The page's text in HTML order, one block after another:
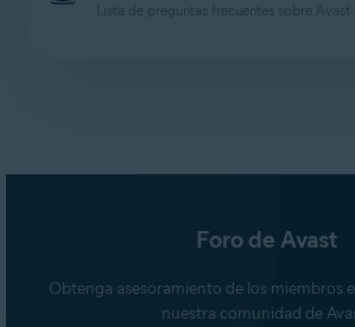
Lista de preguntas frecuentes sobre Avast
Foro de Avast
Obtenga asesoramiento de los miembros
nuestra comunidad de